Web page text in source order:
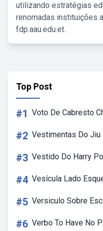
utilizando estratégias
renomadas instituições
fdp.aau.edu.et.
Top Post
#1 Voto De Cabresto
#2 Vestimentas Do
#3 Vestido Do Harry
#4 Vesícula Lado
#5 Versiculo Sobre
#6 Verbo To Have No